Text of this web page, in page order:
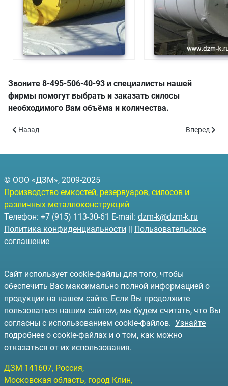
Звоните 8-495-506-40-93 и специалисты нашей
фирмы помогут выбрать и заказать силосы
необходимого Вам объёма и количества.
Предыдущий: Письма
Назад Следующий:
Вперед
© ООО «ДЗМ», 2009-2025
Производство емкостей, резервуаров, силосов и
различных металлоконструкций
Телефон: +7 (915) 113-30-61 E-mail: dzm-k@dzm-k.ru
Политика конфиденциальности || Пользовательское
соглашение
Сайт использует cookie-файлы для того, чтобы
обеспечить Вас максимально полной информацией о
продукции на нашем сайте. Если Вы продолжите
пользоваться нашим сайтом, мы будем считать, что Вы
согласны с использованием cookie-файлов. Узнайте
подробнее о cookie-файлах и о том, как можно
отказаться от их использования.
ДЗМ 141607, Россия,
Московская область, город Клин,